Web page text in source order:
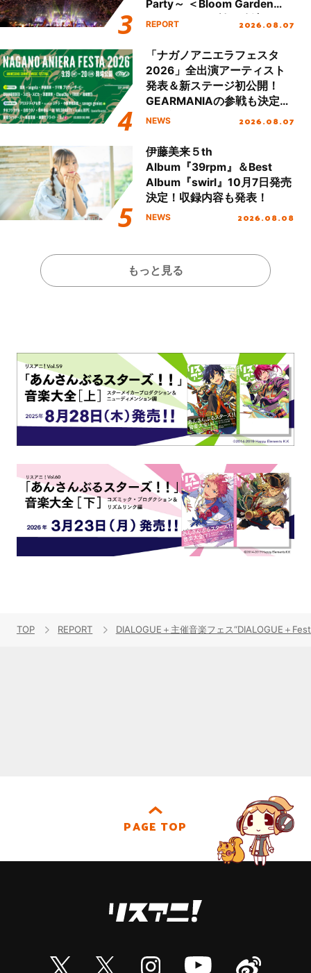
Party～ ＜Bloom Garden
Party Stage／埼玉公演＞”
REPORT 2026.08.07
「ナガノアニエラフェスタ
2026」全出演アーティスト
発表＆新ステージ初公開！
GEARMANIAの参戦も決定
し、初となる第3ステージの
NEWS 2026.08.07
伊藤美来５th
Album『39rpm』＆Best
Album『swirl』10月7日発売
決定！収録内容も発表！
NEWS 2026.08.08
もっと見る
TOP REPORT DIALOGUE＋主催音楽フェス“DIALOGUE＋
PAGE TOP